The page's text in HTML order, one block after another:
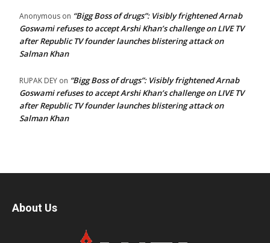
Anonymous on “Bigg Boss of drugs”: Visibly frightened Arnab
Goswami refuses to accept Arshi Khan’s challenge on LIVE TV
after Republic TV founder launches blistering attack on
Salman Khan
RUPAK DEY on “Bigg Boss of drugs”: Visibly frightened Arnab
Goswami refuses to accept Arshi Khan’s challenge on LIVE TV
after Republic TV founder launches blistering attack on
Salman Khan
About Us